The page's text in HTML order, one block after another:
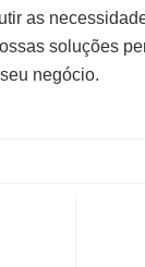
as
soluções
negócio.